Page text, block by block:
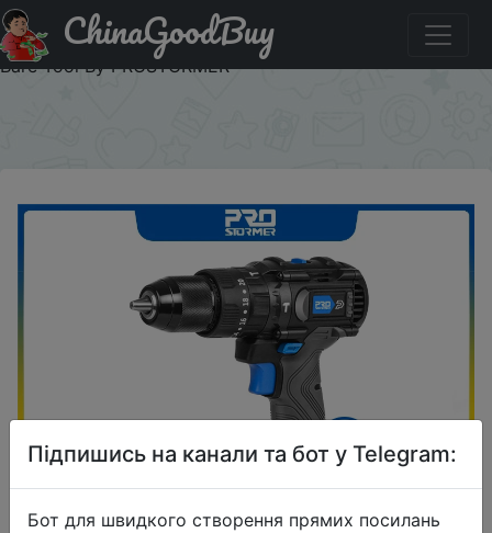
Придбати Brushless Hammer Drill 60NM Impact Electric
Screwdriver 3 Function 20V Steel / Wood / Masonry Tool
Bare Tool By PROSTORMER
ChinaGoodBuy
Підпишись на канали та бот у Telegram:
Бот для швидкого створення прямих посилань